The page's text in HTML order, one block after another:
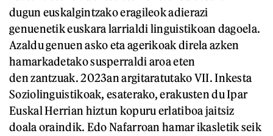
dugun euskalgintzako eragileok adierazi
genuenetik euskara larrialdi linguistikoan dagoela.
Azaldu genuen asko eta agerikoak direla azken
hamarkadetako susperraldi aroa eten
den zantzuak. 2023an argitaratutako VII. Inkesta
Soziolinguistikoak, esaterako, erakusten du Ipar
Euskal Herrian hiztun kopuru erlatiboa jaitsiz
doala oraindik. Edo Nafarroan hamar ikasletik seik